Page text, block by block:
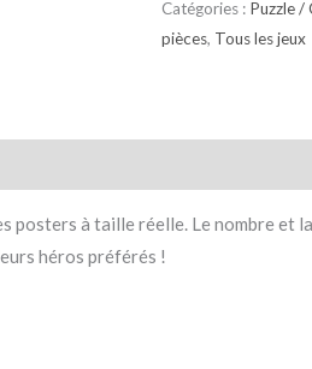
Catégories : Puzzle /
pièces, Tous les jeux
posters à taille réelle. Le nombre et
héros préférés !